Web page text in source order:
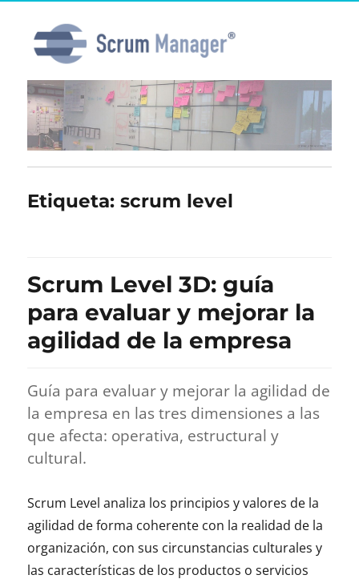
Etiqueta:scrum level
Scrum Level 3D: guía
para evaluar y mejorar la
agilidad de la empresa
Guía para evaluar y mejorar la agilidad de
la empresa en las tres dimensiones a las
que afecta: operativa, estructural y
cultural.
Scrum Level analiza los principios y valores de la
agilidad de forma coherente con la realidad de la
organización, con sus circunstancias culturales y
las características de los productos o servicios